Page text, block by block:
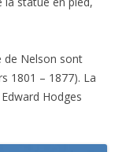
de Nelson sont
1801 – 1877). La
Hodges